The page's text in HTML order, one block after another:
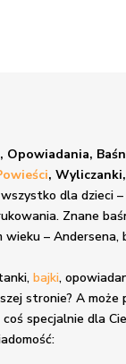
, Opowiadania,
, Wyliczanki,
dla dzieci
Znane
wieku – Andersena,
bajki,
stronie? A może
specjalnie dla